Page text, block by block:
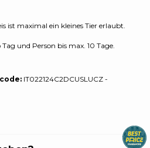
ist maximal ein kleines Tier erlaubt.
und Person bis max. 10 Tage.
IT022124C2DCUSLUCZ -